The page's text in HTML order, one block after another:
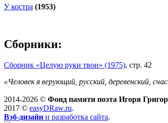
У костра (1953)
Сборники:
Сборник «Целую руки твои» (1975), стр. 42
«Человек я верующий, русский, деревенский,
2014-2026 © Фонд памяти поэта Игоря
2017 © easyDRaw.ru.
Вэб-дизайн и разработка сайта.